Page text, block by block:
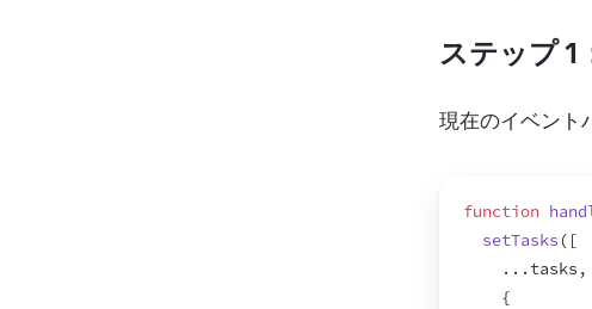
34
ステップ
現在のイベント
function
setTasks( [
... tasks ,
{